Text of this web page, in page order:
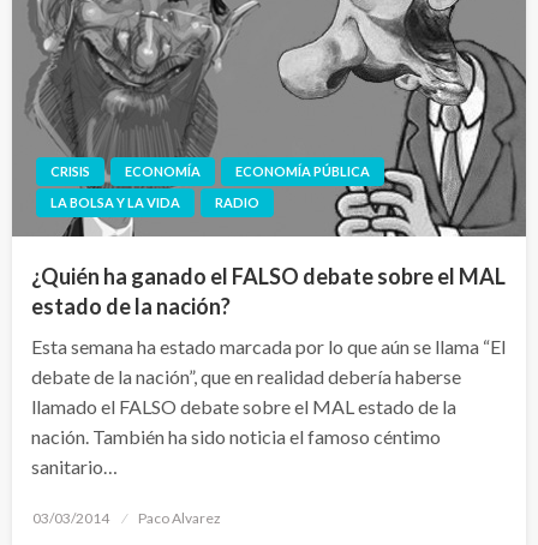
CRISIS ECONOMÍA
ECONOMÍA PÚBLICA
LA BOLSA Y LA VIDA
RADIO
¿Quién ha ganado el FALSO debate sobre el MAL
estado de la nación?
Esta semana ha estado marcada por lo que aún se llama “El
debate de la nación”, que en realidad debería haberse
llamado el FALSO debate sobre el MAL estado de la
nación. También ha sido noticia el famoso céntimo
sanitario…
Publicado
03/03/2014 Paco Alvarez